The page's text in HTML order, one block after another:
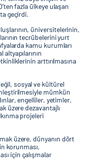
fazla ülkeye ulaşan
geçirdi.
üniversitelerinin,
tecrübelerini yurt
kamu kurumları
arttırılmasına
sosyal ve kültürel
mümkün
engelliler, yetimler,
üzere dezavantajlı
projeleri
üzere, dünyanın dört
korunması,
için çalışmalar